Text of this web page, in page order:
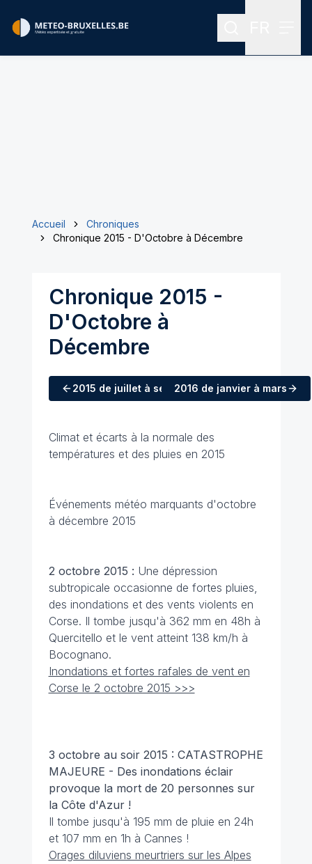
Rechercher
Accueil
Chroniques
Chronique 2015 - D'Octobre à Décembre
Chronique 2015 -
D'Octobre à
Décembre
2015 de juillet à septembre
2016 de janvier à mars
Climat et écarts à la normale des
températures et des pluies en 2015
Événements météo marquants d'octobre
à décembre 2015
2 octobre 2015 : Une dépression
subtropicale occasionne de fortes pluies,
des inondations et des vents violents en
Corse. Il tombe jusqu'à 362 mm en 48h à
Quercitello et le vent atteint 138 km/h à
Bocognano.
Inondations et fortes rafales de vent en
Corse le 2 octobre 2015 >>>
3 octobre au soir 2015 : CATASTROPHE
MAJEURE - Des inondations éclair
provoque la mort de 20 personnes sur
la Côte d'Azur !
Il tombe jusqu'à 195 mm de pluie en 24h
et 107 mm en 1h à Cannes !
Orages diluviens meurtriers sur les Alpes